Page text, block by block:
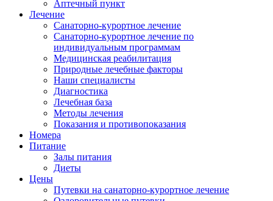
Аптечный пункт
Лечение
Санаторно-курортное лечение
Санаторно-курортное лечение по
индивидуальным программам
Медицинская реабилитация
Природные лечебные факторы
Наши специалисты
Диагностика
Лечебная база
Методы лечения
Показания и противопоказания
Номера
Питание
Залы питания
Диеты
Цены
Путевки на санаторно-курортное лечение